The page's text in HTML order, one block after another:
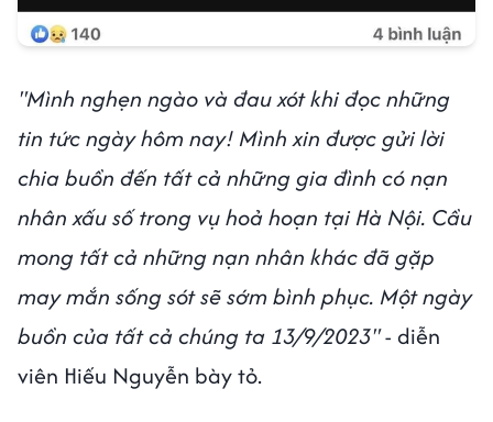
"Mình nghẹn ngào và đau xót khi đọc những
tin tức ngày hôm nay! Mình xin được gửi lời
chia buồn đến tất cả những gia đình có nạn
nhân xấu số trong vụ hoả hoạn tại Hà Nội. Cầu
mong tất cả những nạn nhân khác đã gặp
may mắn sống sót sẽ sớm bình phục. Một ngày
buồn của tất cả chúng ta 13/9/2023"- diễn
viên Hiếu Nguyễn bày tỏ.